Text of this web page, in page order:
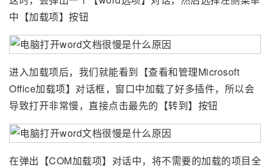
中【加载项】按钮
进入加载项后，我们就能看到【查看和管理Microsoft
Office加载项】对话框，窗口中加载了好多插件，所以会
导致打开非常慢，直接点击最先的【转到】按钮
在弹出【COM加载项】对话中，将不需要的加载的项目全